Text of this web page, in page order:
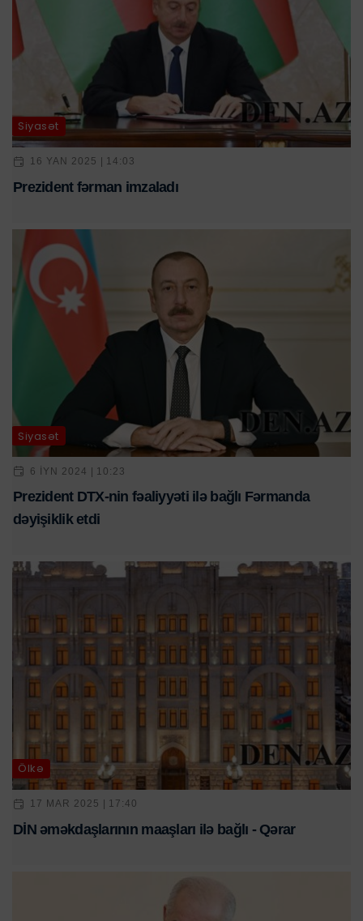
Siyasət
16 YAN 2025 | 14:03
Prezident fərman imzaladı
Siyasət
6 IYN 2024 | 10:23
Prezident DTX-nin fəaliyyəti ilə bağlı Fərmanda
dəyişiklik etdi
Ölkə
17 MAR 2025 | 17:40
DİN əməkdaşlarının maaşları ilə bağlı - Qərar